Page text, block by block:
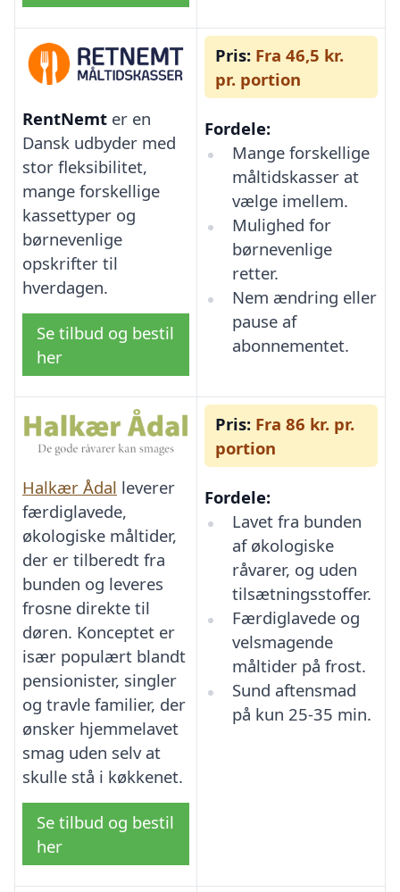
RentNemt er en
Dansk udbyder med
stor fleksibilitet,
mange forskellige
kassettyper og
børnevenlige
opskrifter til
hverdagen.
Se tilbud og bestil
her
Pris: Fra 46,5 kr.
pr. portion
Fordele:
Mange forskellige
måltidskasser at
vælge imellem.
Mulighed for
børnevenlige
retter.
Nem ændring eller
pause af
abonnementet.
Halkær Ådal leverer
færdiglavede,
økologiske måltider,
der er tilberedt fra
bunden og leveres
frosne direkte til
døren. Konceptet er
især populært blandt
pensionister, singler
og travle familier, der
ønsker hjemmelavet
smag uden selv at
skulle stå i køkkenet.
Se tilbud og bestil
her
Pris: Fra 86 kr. pr.
portion
Fordele:
Lavet fra bunden
af økologiske
råvarer, og uden
tilsætningsstoffer.
Færdiglavede og
velsmagende
måltider på frost.
Sund aftensmad
på kun 25-35 min.